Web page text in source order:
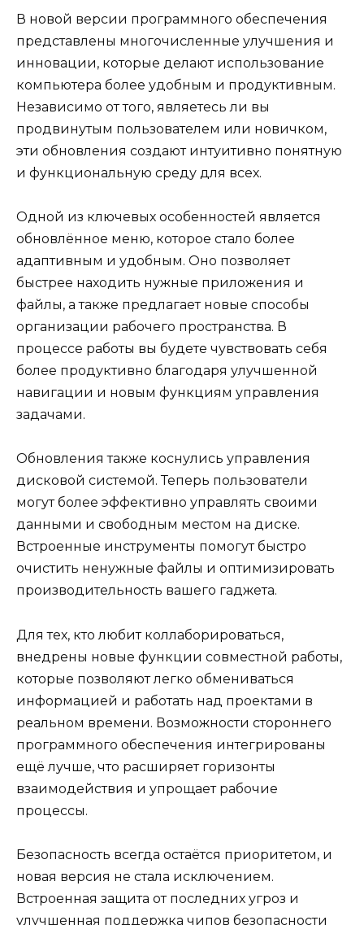
В новой версии программного обеспечения
представлены многочисленные улучшения и
инновации, которые делают использование
компьютера более удобным и продуктивным.
Независимо от того, являетесь ли вы
продвинутым пользователем или новичком,
эти обновления создают интуитивно понятную
и функциональную среду для всех.
Одной из ключевых особенностей является
обновлённое меню, которое стало более
адаптивным и удобным. Оно позволяет
быстрее находить нужные приложения и
файлы, а также предлагает новые способы
организации рабочего пространства. В
процессе работы вы будете чувствовать себя
более продуктивно благодаря улучшенной
навигации и новым функциям управления
задачами.
Обновления также коснулись управления
дисковой системой. Теперь пользователи
могут более эффективно управлять своими
данными и свободным местом на диске.
Встроенные инструменты помогут быстро
очистить ненужные файлы и оптимизировать
производительность вашего гаджета.
Для тех, кто любит коллаборироваться,
внедрены новые функции совместной работы,
которые позволяют легко обмениваться
информацией и работать над проектами в
реальном времени. Возможности стороннего
программного обеспечения интегрированы
ещё лучше, что расширяет горизонты
взаимодействия и упрощает рабочие
процессы.
Безопасность всегда остаётся приоритетом, и
новая версия не стала исключением.
Встроенная защита от последних угроз и
улучшенная поддержка чипов безопасности